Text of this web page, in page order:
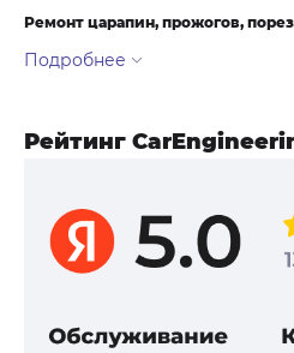
Ремонт царапин, прожогов,
Реставрация кожи — это
Если в салоне Вашего авто
Рейтинг